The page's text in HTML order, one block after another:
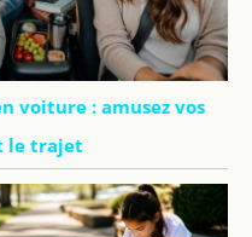
voiture : amusez vos
le trajet